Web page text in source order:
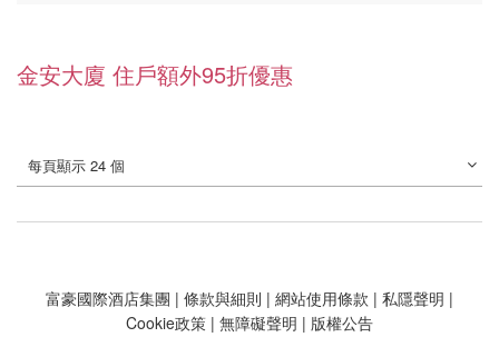
金安大廈 住戶額外95折優惠
每頁顯示 24 個
富豪國際酒店集團 | 條款與細則 | 網站使用條款 | 私隱聲明 |
Cookie政策 | 無障礙聲明 | 版權公告